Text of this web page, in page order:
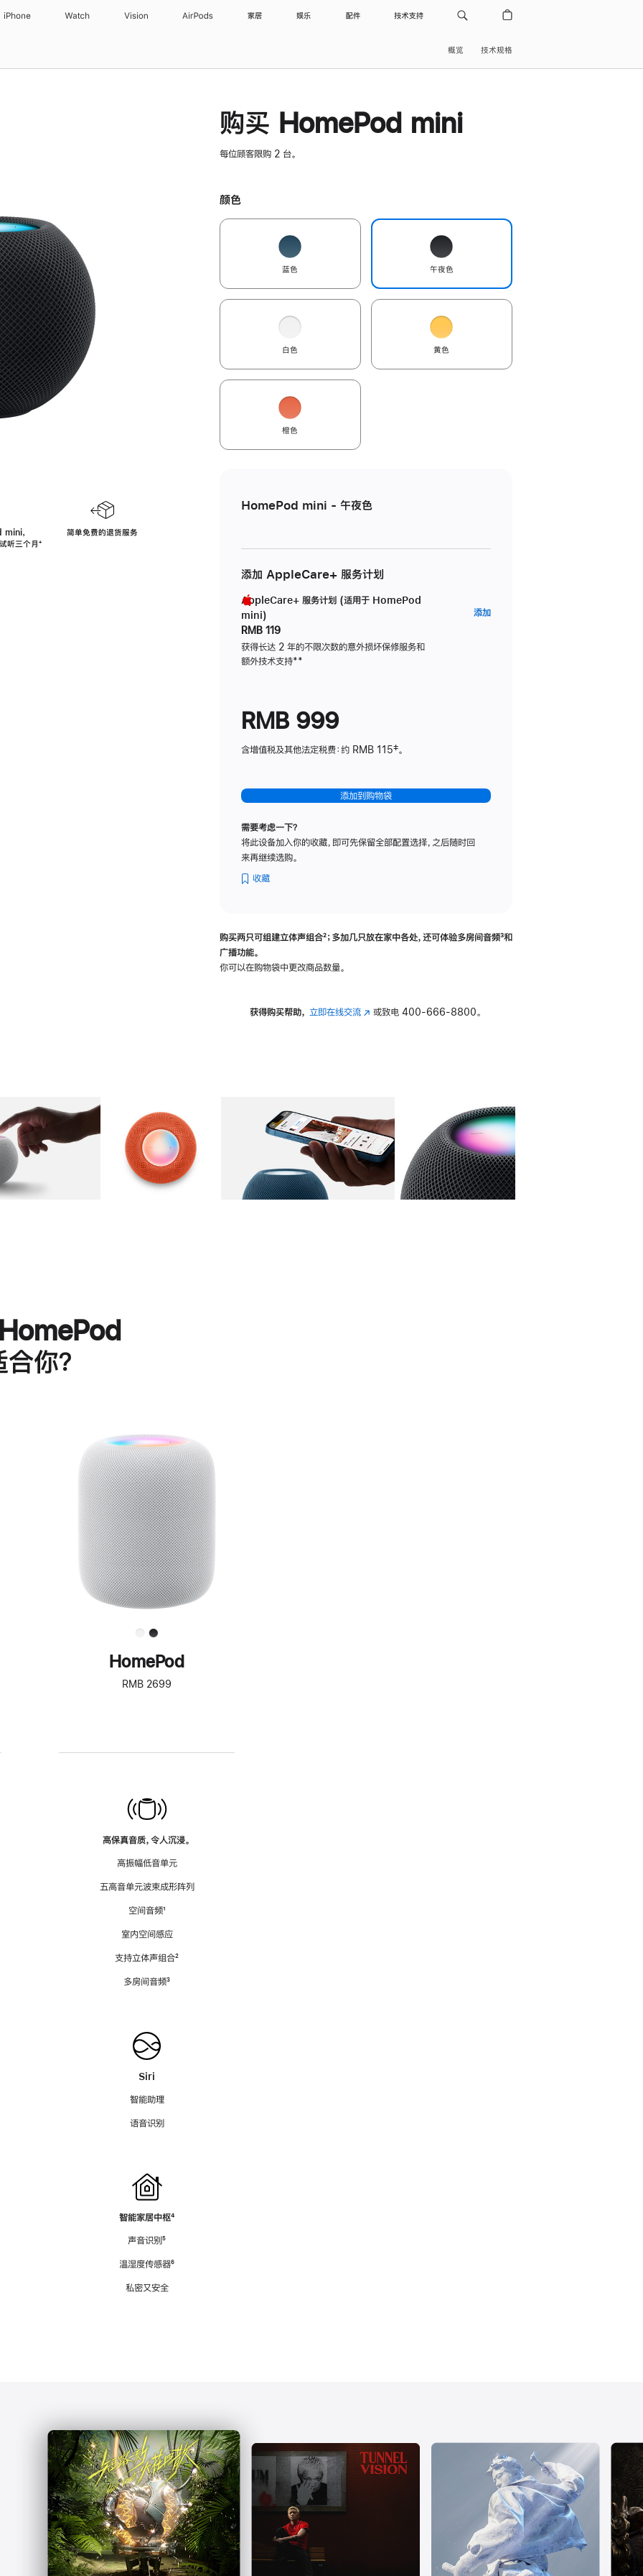
iPhone Watch Vision AirPods 家居 娱乐 配件 技术支持
概览 技术规格
，
听三个月脚
⁺
简单免费的退货服务
购买 HomePod mini
每位顾客限购 2 台。
颜色
蓝色 午夜色
白色 黄色
橙色
HomePod mini - 午夜色
添加 AppleCare+ 服务计划
AppleCare+ 服务计划 (适用于 HomePod
mini)
RMB 119
获得长达 2 年的不限次数的意外损坏保修服务和
额外技术支持脚
**
添加AppleCare+
RMB 999
含增值税及其他法定税费：约 RMB 115‡。
添加到购物袋
需要考虑一下？
将此设备加入你的收藏，即可先保留全部配置选择，之后随时回
来再继续选购。
收藏
购买两只可组建立体声组合脚
²；多加几只放在家中各处，还可体验多‍房‍间音频脚
³和
广播功能。
你可以在购物袋中更改商品数量。
获得购买帮助， 立即在线交流(在 或致电 400-666-8800。
图库 图像 图库 图像 图库 图像 4 图库 图像 5
你？
进
一
步
了
解
HomePod<
HomePod
RMB 2699
高保真音质，令人沉浸。
高振幅低音单元
五高音单元波束成形阵列
空间音频脚
¹
室内空间感应
支持立体声组合脚
²
多房间音频脚
³
Siri
智能助理
语音识别
智能家居中枢脚
⁴
声音识别脚
⁵
温湿度传感器脚
⁶
私密又安全